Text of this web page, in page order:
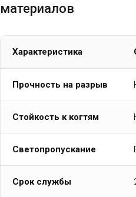
материалов
Характеристика
Прочность на разрыв
Стойкость к когтям
Светопропускание
Срок службы